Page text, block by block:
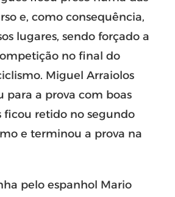
e, como consequência,
lugares, sendo forçado a
no final do
Miguel Arraiolos
a prova com boas
ficou retido no segundo
e terminou a prova na
pelo espanhol Mario